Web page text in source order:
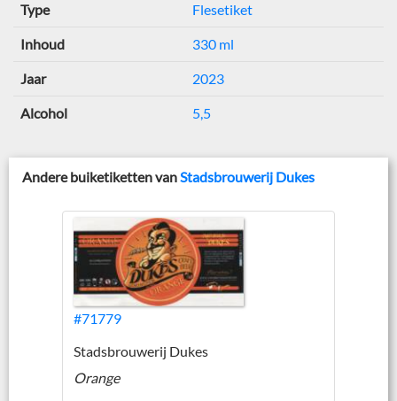
Type Flesetiket
Inhoud 330 ml
Jaar 2023
Alcohol 5,5
Andere buiketiketten vanStadsbrouwerij Dukes
#71779
Stadsbrouwerij Dukes
Orange